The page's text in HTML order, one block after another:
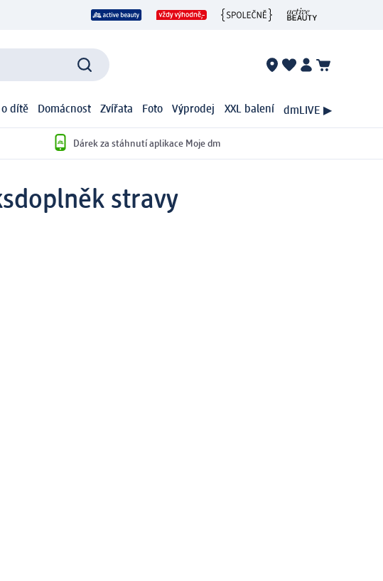
o dítě Domácnost Zvířata Foto Výprodej XXL balení dmLIVE ▶
Dárek za stáhnutí aplikace Moje dm
doplněk stravy